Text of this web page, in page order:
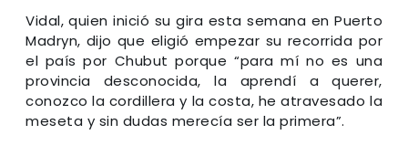
Vidal, quien inició su gira esta semana en Puerto
Madryn, dijo que eligió empezar su recorrida por
el país por Chubut porque “para mí no es una
provincia desconocida, la aprendí a querer,
conozco la cordillera y la costa, he atravesado la
meseta y sin dudas merecía ser la primera”.